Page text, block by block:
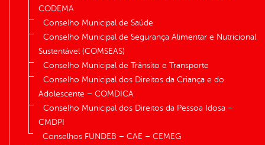
CODEMA
Conselho Municipal de Saúde
Conselho Municipal de Segurança Alimentar e Nutricional
Sustentável (COMSEAS)
Conselho Municipal de Trânsito e Transporte
Conselho Municipal dos Direitos da Criança e do
Adolescente – COMDICA
Conselho Municipal dos Direitos da Pessoa Idosa –
CMDPI
Conselhos FUNDEB – CAE – CEMEG